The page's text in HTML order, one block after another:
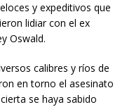
y expeditivos que
lidiar con el ex
Oswald.
calibres y ríos de
en torno el asesinato
se haya sabido